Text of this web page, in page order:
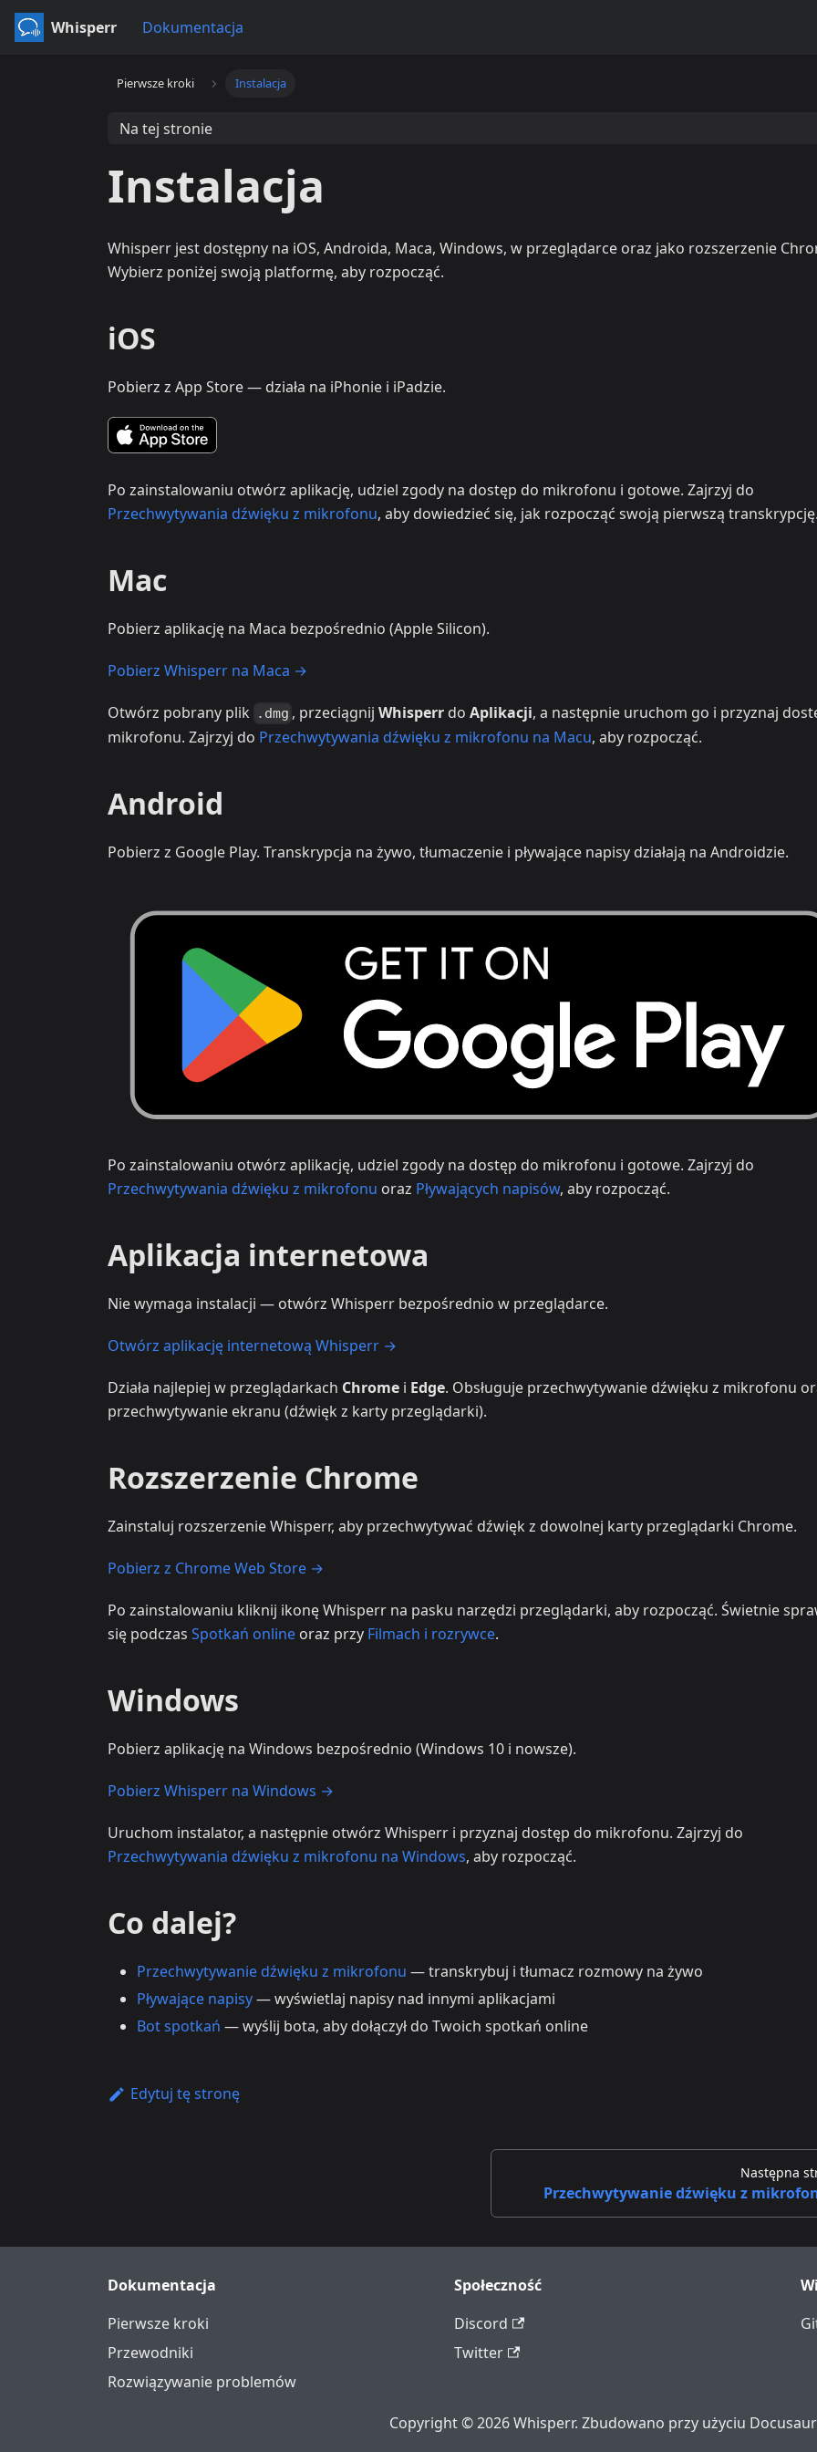
Whisperr Dokumentacja
Pierwsze kroki Instalacja
Na tej stronie
Instalacja
Whisperr jest dostępny na iOS, Androida, Maca, Windows, w przeglądarce oraz jako rozszerzenie
Wybierz poniżej swoją platformę, aby rozpocząć.
iOS
Pobierz z App Store — działa na iPhonie i iPadzie.
Po zainstalowaniu otwórz aplikację, udziel zgody na dostęp do mikrofonu i gotowe. Zajrzyj do
Przechwytywania dźwięku z mikrofonu, aby dowiedzieć się, jak rozpocząć swoją pierwszą transkrypcję.
Mac
Pobierz aplikację na Maca bezpośrednio (Apple Silicon).
Pobierz Whisperr na Maca →
Otwórz pobrany plik .dmg , przeciągnijWhisperr doAplikacji, a następnie uruchom go i przyznaj
mikrofonu. Zajrzyj do Przechwytywania dźwięku z mikrofonu na Macu, aby rozpocząć.
Android
Pobierz z Google Play. Transkrypcja na żywo, tłumaczenie i pływające napisy działają na Androidzie.
Po zainstalowaniu otwórz aplikację, udziel zgody na dostęp do mikrofonu i gotowe. Zajrzyj do
Przechwytywania dźwięku z mikrofonu oraz Pływających napisów, aby rozpocząć.
Aplikacja internetowa
Nie wymaga instalacji — otwórz Whisperr bezpośrednio w przeglądarce.
Otwórz aplikację internetową Whisperr →
Działa najlepiej w przeglądarkach Chrome i Edge. Obsługuje przechwytywanie dźwięku z mikrofonu
przechwytywanie ekranu (dźwięk z karty przeglądarki).
Rozszerzenie Chrome
Zainstaluj rozszerzenie Whisperr, aby przechwytywać dźwięk z dowolnej karty przeglądarki Chrome.
Pobierz z Chrome Web Store →
Po zainstalowaniu kliknij ikonę Whisperr na pasku narzędzi przeglądarki, aby rozpocząć. Świetnie
się podczas Spotkań online oraz przy Filmach i rozrywce.
Windows
Pobierz aplikację na Windows bezpośrednio (Windows 10 i nowsze).
Pobierz Whisperr na Windows →
Uruchom instalator, a następnie otwórz Whisperr i przyznaj dostęp do mikrofonu. Zajrzyj do
Przechwytywania dźwięku z mikrofonu na Windows, aby rozpocząć.
Co dalej?
Przechwytywanie dźwięku z mikrofonu — transkrybuj i tłumacz rozmowy na żywo
Pływające napisy— wyświetlaj napisy nad innymi aplikacjami
Bot spotkań — wyślij bota, aby dołączył do Twoich spotkań online
Edytuj tę stronę
Następna
Przechwytywanie dźwięku z
Dokumentacja
Pierwsze kroki
Przewodniki
Rozwiązywanie problemów
Społeczność
Discord
Twitter
Copyright © 2026 Whisperr. Zbudowano przy użyciu